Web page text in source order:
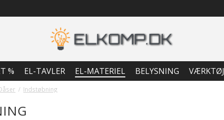
% EL-TAVLER EL-MATERIEL BELYSNING VÆRKTØJ
/ Indstøbning